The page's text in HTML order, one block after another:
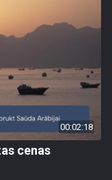
00:02:18
cenas